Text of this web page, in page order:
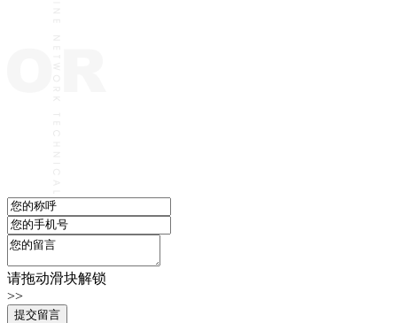
请拖动滑块解锁
>>